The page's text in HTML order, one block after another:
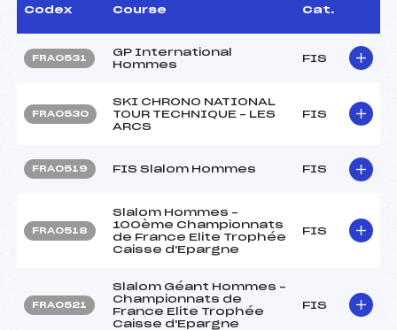
Codex Course Cat.
FRA0531
GP International
Hommes
FIS
FRA0530
SKI CHRONO NATIONAL
TOUR TECHNIQUE – LES
ARCS
FIS
FRA0519 FIS Slalom Hommes FIS
FRA0518
Slalom Hommes –
100ème Championnats
de France Elite Trophée
Caisse d'Epargne
FIS
FRA0521
Slalom Géant Hommes –
Championnats de
France Elite Trophée
Caisse d'Epargne
FIS